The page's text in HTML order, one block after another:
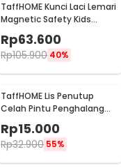
TaffHOME Kunci Laci Lemari
Magnetic Safety Kids
Drawer 8 Lock 2 Key - LK-
004-KB
Rp63.600
Rp105.900 40%
TaffHOME Lis Penutup
Celah Pintu Penghalang
Debu Door Bottom Seal
45mmx5M - EACC25
Rp15.000
Rp32.900 55%